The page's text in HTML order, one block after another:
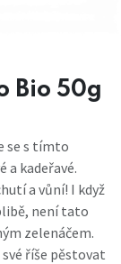
Bio 50g
se s tímto
kadeřavé.
a vůní! I když
není tato
zelenáčem.
říše pěstovat